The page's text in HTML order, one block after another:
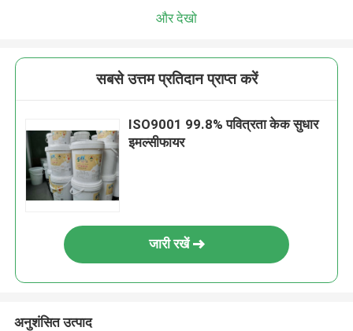
और देखो
सबसे उत्तम प्रतिदान प्राप्त करें
ISO9001 99.8% पवित्रता केक सुधार
इमल्सीफायर
जारी रखें
अनुशंसित उत्पाद